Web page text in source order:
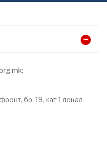
бр. 19, кат 1 локал